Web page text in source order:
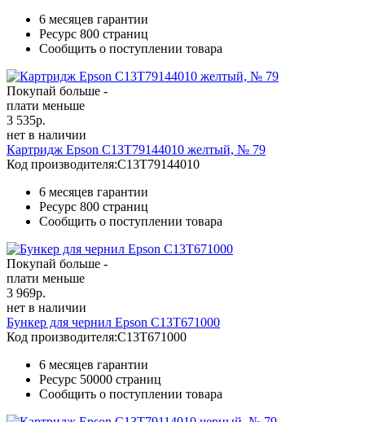
6 месяцев гарантии
Ресурс 800 страниц
Сообщить о поступлении товара
Покупай больше -
плати меньше
3 535р.
нет в наличии
Картридж Epson C13T79144010 желтый, № 79
Код производителя:C13T79144010
6 месяцев гарантии
Ресурс 800 страниц
Сообщить о поступлении товара
Покупай больше -
плати меньше
3 969р.
нет в наличии
Бункер для чернил Epson C13T671000
Код производителя:C13T671000
6 месяцев гарантии
Ресурс 50000 страниц
Сообщить о поступлении товара